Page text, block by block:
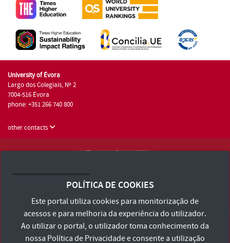
University of Évora
Largo dos Colegiais, Nº 2
7004-516 Évora
phone: +351 266 740 800
other contacts
Terms and Conditions and Privacy Policy
Accessibility Statement
POLÍTICA DE COOKIES
Este portal utiliza cookies para monitorização de
acessos e para melhoria da experiência do utilizador.
Ao utilizar o portal, o utilizador toma conhecimento da
nossa Política de Privacidadee consente a utilização